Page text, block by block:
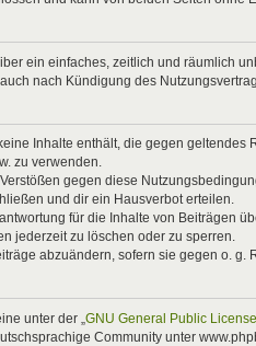
ein einfaches, zeitlich und räumlich
nach Kündigung des
Inhalte enthält, die gegen
zu verwenden.
gegen diese
und dir ein Hausverbot erteilen.
für die Inhalte von Beiträgen
jederzeit zu löschen oder zu sperren.
abzuändern, sofern sie gegen o.
unter der „ GNU General Public
Community unter